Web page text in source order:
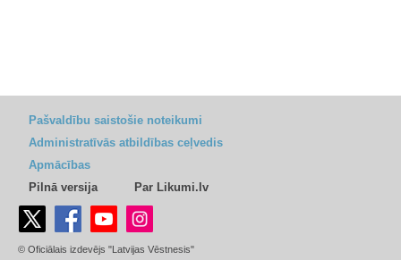
Pašvaldību saistošie noteikumi
Administratīvās atbildības ceļvedis
Apmācības
Pilnā versija
Par Likumi.lv
© Oficiālais izdevējs "Latvijas Vēstnesis"